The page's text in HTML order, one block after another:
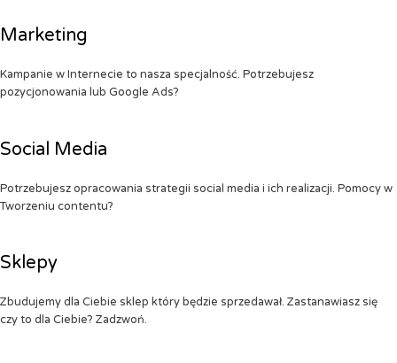
Marketing
Kampanie w Internecie to nasza specjalność. Potrzebujesz
pozycjonowania lub Google Ads?
Social Media
Potrzebujesz opracowania strategii social media i ich realizacji. Pomocy w
Tworzeniu contentu?
Sklepy
Zbudujemy dla Ciebie sklep który będzie sprzedawał. Zastanawiasz się
czy to dla Ciebie? Zadzwoń.